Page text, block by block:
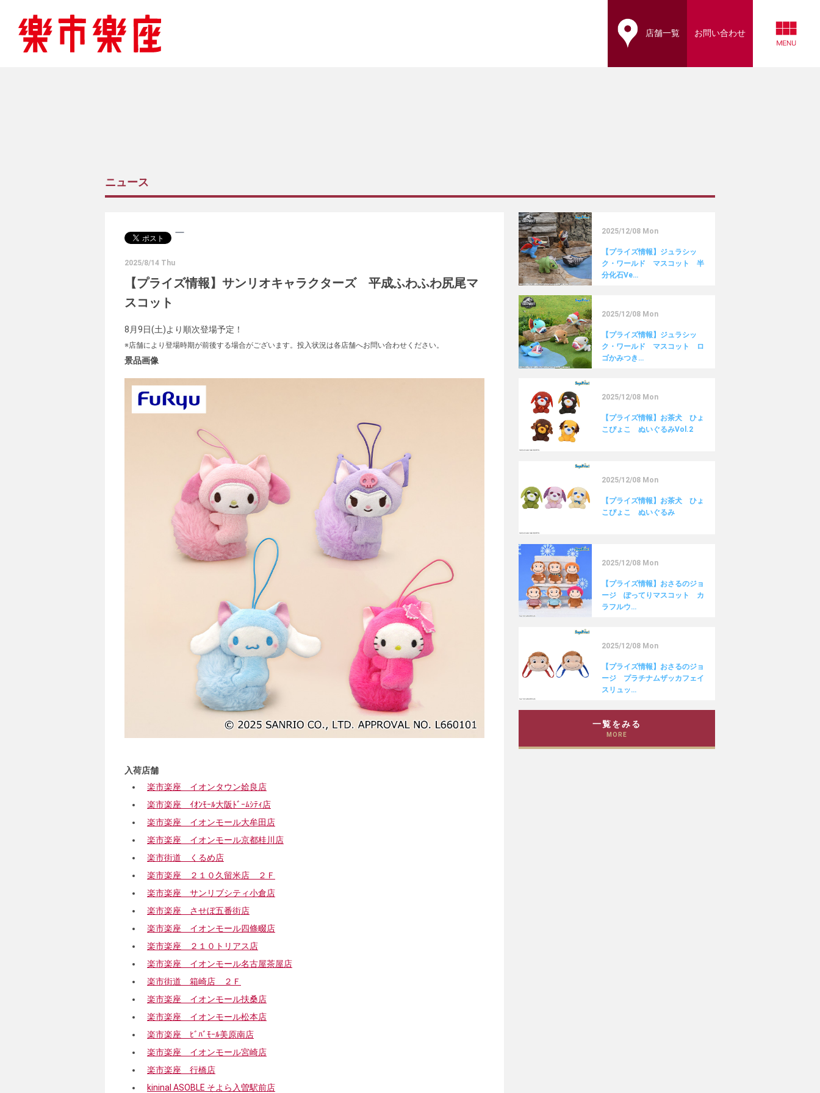
店舗一覧 お問い合わせ
ニュース
2025/8/14 Thu
【プライズ情報】サンリオキャラクターズ 平成ふわふわ尻尾マ
スコット
8月9日(土)より順次登場予定！
※店舗により登場時期が前後する場合がございます。投入状況は各店舗へお問い合わせください。
景品画像
入荷店舗
楽市楽座 イオンタウン姶良店
楽市楽座 ｲｵﾝﾓｰﾙ大阪ﾄﾞｰﾑｼﾃｨ店
楽市楽座 イオンモール大牟田店
楽市楽座 イオンモール京都桂川店
楽市街道 くるめ店
楽市楽座 ２１０久留米店 ２Ｆ
楽市楽座 サンリブシティ小倉店
楽市楽座 させぼ五番街店
楽市楽座 イオンモール四條畷店
楽市楽座 ２１０トリアス店
楽市楽座 イオンモール名古屋茶屋店
楽市街道 箱崎店 ２Ｆ
楽市楽座 イオンモール扶桑店
楽市楽座 イオンモール松本店
楽市楽座 ﾋﾞﾊﾞﾓｰﾙ美原南店
楽市楽座 イオンモール宮崎店
楽市楽座 行橋店
kininal ASOBLE そよら入曽駅前店
2025/12/08 Mon
【プライズ情報】ジュラシッ
ク・ワールド マスコット 半
分化石Ve…
2025/12/08 Mon
【プライズ情報】ジュラシッ
ク・ワールド マスコット ロ
ゴかみつき…
2025/12/08 Mon
【プライズ情報】お茶犬 ひょ
こぴょこ ぬいぐるみVol.2
2025/12/08 Mon
【プライズ情報】お茶犬 ひょ
こぴょこ ぬいぐるみ
2025/12/08 Mon
【プライズ情報】おさるのジョ
ージ ぽってりマスコット カ
ラフルウ…
2025/12/08 Mon
【プライズ情報】おさるのジョ
ージ プラチナムザッカフェイ
スリュッ…
一覧をみる
MORE